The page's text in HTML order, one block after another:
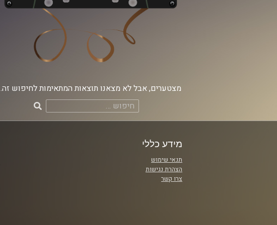
מצטערים, אבל לא מצאנו תוצאות המתאימות לחיפוש זה.
חיפוש:
מידע כללי
תנאי שימוש
הצהרת נגישות
צרו קשר